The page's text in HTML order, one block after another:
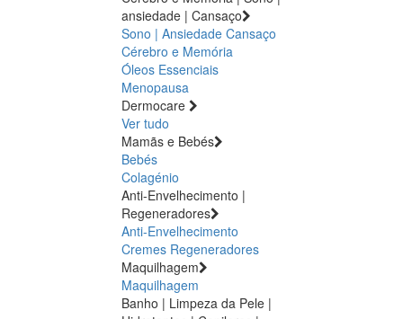
ansiedade | Cansaço
Sono | Ansiedade Cansaço
Cérebro e Memória
Óleos Essenciais
Menopausa
Dermocare
Ver tudo
Mamãs e Bebés
Bebés
Colagénio
Anti-Envelhecimento |
Regeneradores
Anti-Envelhecimento
Cremes Regeneradores
Maquilhagem
Maquilhagem
Banho | Limpeza da Pele |